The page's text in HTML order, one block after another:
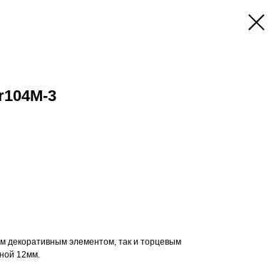
3
декоративным элементом, так и торцевым
12мм.